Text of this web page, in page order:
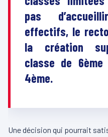
pas
effectifs, le
la création
classe de
4ème.
Une décision qui pourrait